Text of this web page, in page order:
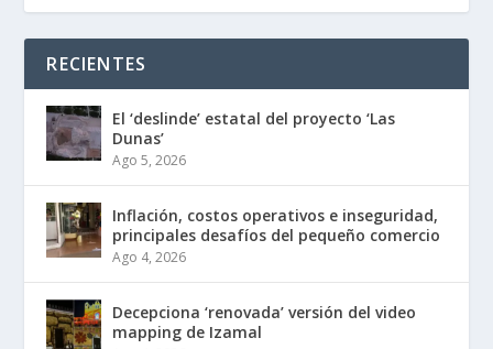
RECIENTES
El ‘deslinde’ estatal del proyecto ‘Las
Dunas’
Ago 5, 2026
Inflación, costos operativos e inseguridad,
principales desafíos del pequeño comercio
Ago 4, 2026
Decepciona ‘renovada’ versión del video
mapping de Izamal